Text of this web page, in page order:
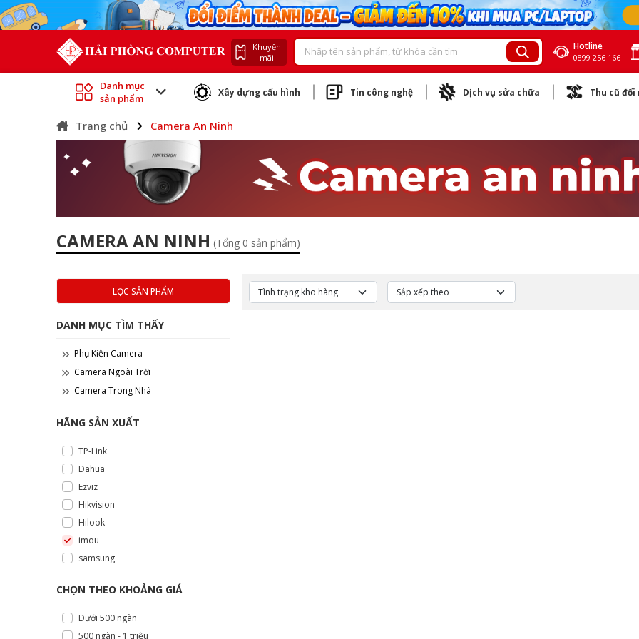
Khuyến
mãi
Hotline
0899 256 166
Danh mục
sản phẩm
Xây dựng cấu hình Tin công nghệ Dịch vụ sửa chữa Thu cũ đổi
Trang chủ Camera An Ninh
CAMERA AN NINH (Tổng 0 sản phẩm)
LỌC SẢN PHẨM
DANH MỤC TÌM THẤY
Phụ Kiện Camera
Camera Ngoài Trời
Camera Trong Nhà
HÃNG SẢN XUẤT
TP-Link
Dahua
Ezviz
Hikvision
Hilook
imou
samsung
CHỌN THEO KHOẢNG GIÁ
Dưới 500 ngàn
500 ngàn - 1 triệu